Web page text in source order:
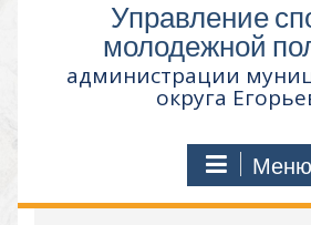
Управление
молодежной
администрации
округа
Меню